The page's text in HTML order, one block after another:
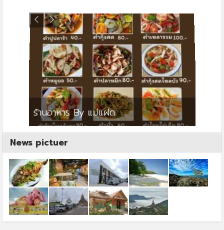
ร้านอาหาร By แม่แฝด
News pictuer